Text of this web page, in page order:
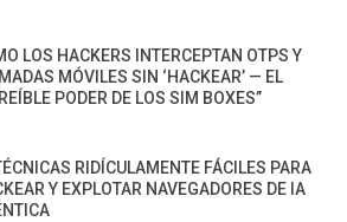
LOS HACKERS INTERCEPTAN OTPS Y
MÓVILES SIN ‘HACKEAR’ — EL
PODER DE LOS SIM BOXES”
RIDÍCULAMENTE FÁCILES PARA
Y EXPLOTAR NAVEGADORES DE IA